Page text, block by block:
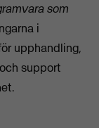
som
i
upphandling,
support